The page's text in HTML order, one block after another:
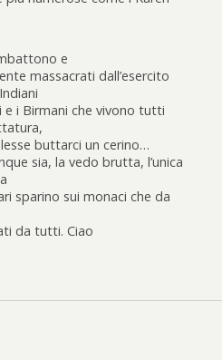
e
massacrati dall’esercito
e i Birmani che vivono tutti
buttarci un cerino…
sia, la vedo brutta, l’unica
sparino sui monaci che da
da tutti. Ciao